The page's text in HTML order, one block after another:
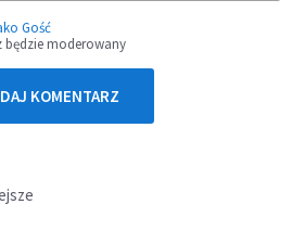
Gość
moderowany
KOMENTARZ